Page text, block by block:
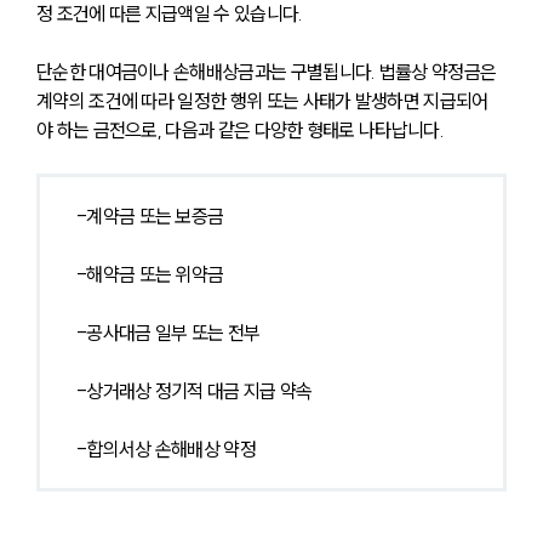
정 조건에 따른 지급액일 수 있습니다.
단순한 대여금이나 손해배상금과는 구별됩니다. 법률상 약정금은
계약의 조건에 따라 일정한 행위 또는 사태가 발생하면 지급되어
야 하는 금전으로, 다음과 같은 다양한 형태로 나타납니다.
-계약금 또는 보증금
-해약금 또는 위약금
-공사대금 일부 또는 전부
-상거래상 정기적 대금 지급 약속
-합의서상 손해배상 약정